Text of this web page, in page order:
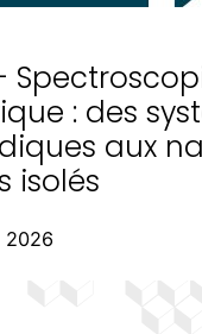
: des
aux
isolés
2026